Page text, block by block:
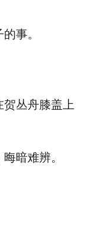
事。
丛舟膝盖上
暗难辨。